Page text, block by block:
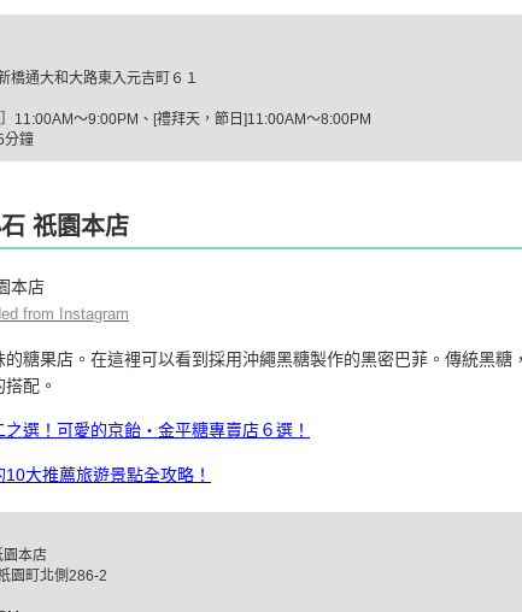
橋通大和大路東入元吉町６１
11:00AM～9:00PM、[禮拜天，節日]11:00AM～8:00PM
分鐘
祇園本店
from Instagram
糖果店。在這裡可以看到採用沖繩黑糖製作的黑密巴菲。傳統黑糖
配。
選！可愛的京飴・金平糖專賣店６選！
大推薦旅遊景點全攻略！
園本店
園町北側286-2